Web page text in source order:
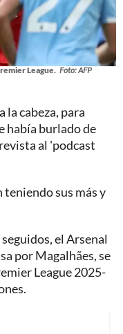
League. Foto: AFP
la cabeza, para
había burlado de
al 'podcast
sus más y
el Arsenal
por Magalhães, se
League 2025-